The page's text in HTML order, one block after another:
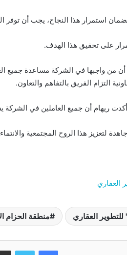
استمرار هذا النجاح، يجب أن توفر
على تحقيق هذا الهدف.
أن من واجبها في الشركة مساعدة جميع
التزام الفريق بالتفاهم والتعاون.
ريهام أن جميع العاملين في الشركة
لتعزيز هذا الروح المجتمعية والانتماء
العقاري
العقاري منطقة الحزام
فيسبوك